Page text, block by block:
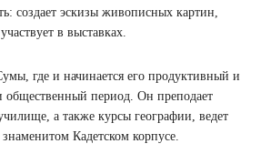
создает эскизы живописных картин,
в выставках.
где и начинается его продуктивный и
общественный период. Он преподает
а также курсы географии, ведет
Кадетском корпусе.